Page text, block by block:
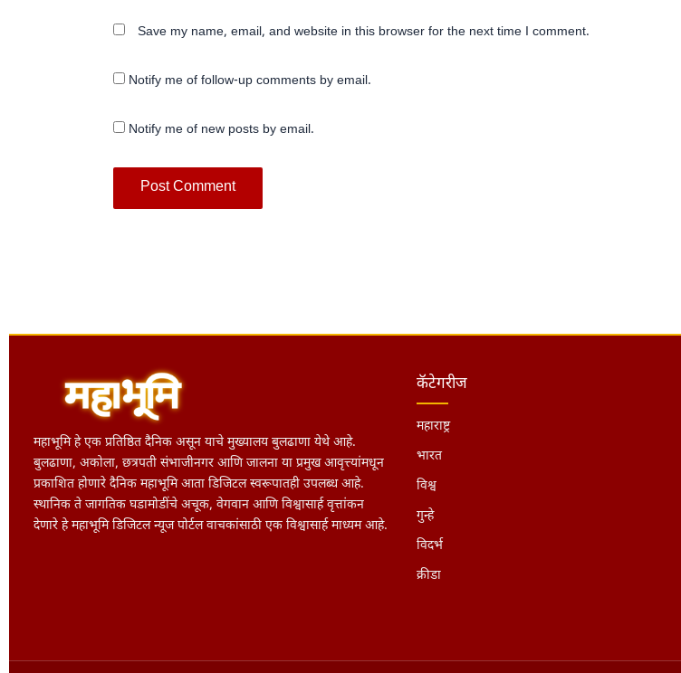
Save my name, email, and website in this browser for the next time I comment.
Notify me of follow-up comments by email.
Notify me of new posts by email.
महाभूमि हे एक प्रतिष्ठित दैनिक असून याचे मुख्यालय बुलढाणा येथे आहे.
बुलढाणा, अकोला, छत्रपती संभाजीनगर आणि जालना या प्रमुख आवृत्त्यांमधून
प्रकाशित होणारे दैनिक महाभूमि आता डिजिटल स्वरूपातही उपलब्ध आहे.
स्थानिक ते जागतिक घडामोडींचे अचूक, वेगवान आणि विश्वासार्ह वृत्तांकन
देणारे हे महाभूमि डिजिटल न्यूज पोर्टल वाचकांसाठी एक विश्वासार्ह माध्यम आहे.
कॅटेगरीज
महाराष्ट्र
भारत
विश्व
गुन्हे
विदर्भ
क्रीडा